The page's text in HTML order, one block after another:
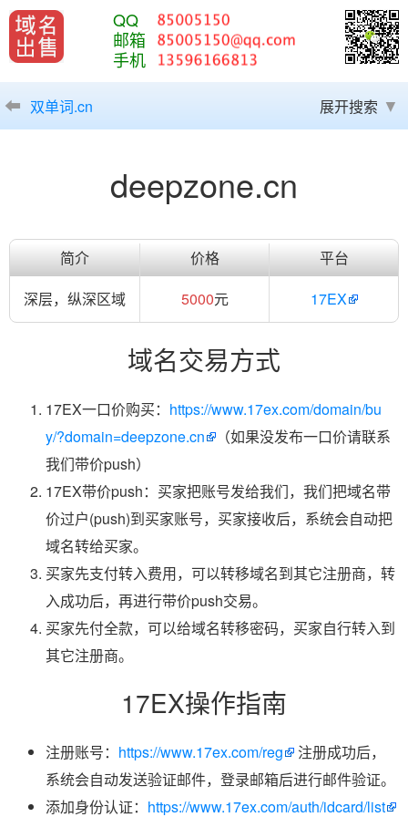
QQ
邮箱
手机
双单词.cn 展开搜索
deepzone.cn
简介 价格
平台
深层，纵深区域
5000元 17EX
域名交易方式
17EX一口价购买： https://www.17ex.com/domain/bu
y/?domain=deepzone.cn
（如果没发布一口价请联系
我们带价push）
17EX带价push：买家把账号发给我们，我们把域名带
价过户(push)到买家账号，买家接收后，系统会自动把
域名转给买家。
买家先支付转入费用，可以转移域名到其它注册商，转
入成功后，再进行带价push交易。
买家先付全款，可以给域名转移密码，买家自行转入到
其它注册商。
17EX操作指南
注册账号： https://www.17ex.com/reg
注册成功后，
系统会自动发送验证邮件，登录邮箱后进行邮件验证。
添加身份认证： https://www.17ex.com/auth/idcard/list